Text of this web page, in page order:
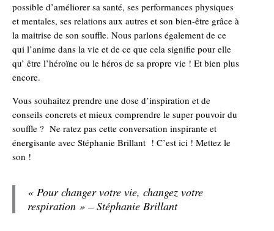
possible d’améliorer sa santé, ses performances physiques
et mentales, ses relations aux autres et son bien-être grâce à
la maitrise de son souffle. Nous parlons également de ce
qui l’anime dans la vie et de ce que cela signifie pour elle
qu’ être l’héroïne ou le héros de sa propre vie ! Et bien plus
encore.
Vous souhaitez prendre une dose d’inspiration et de
conseils concrets et mieux comprendre le super pouvoir du
souffle ? Ne ratez pas cette conversation inspirante et
énergisante avec Stéphanie Brillant ! C’est ici ! Mettez le
son !
« Pour changer votre vie, changez votre
respiration »– Stéphanie Brillant